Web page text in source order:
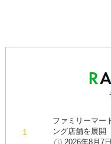
ファミリーマー
ング店舗を展
2026年8月7日